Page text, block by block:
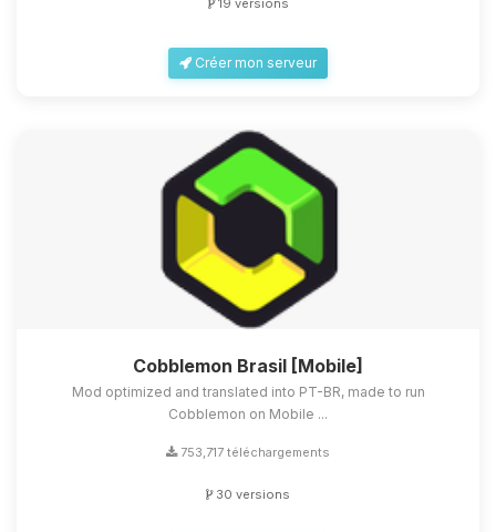
Créer mon serveur
Cobblemon Brasil [Mobile]
Mod optimized and translated into PT-BR, made to run
Cobblemon on Mobile ...
753,717 téléchargements
30 versions